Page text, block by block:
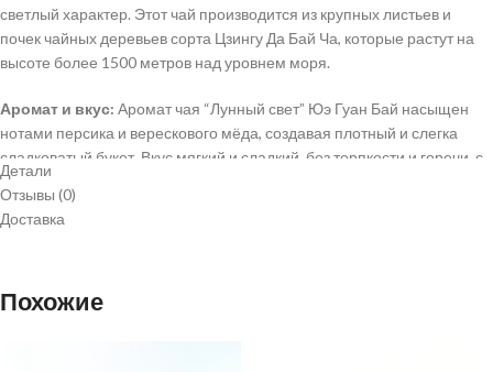
светлый характер. Этот чай производится из крупных листьев и
почек чайных деревьев сорта Цзингу Да Бай Ча, которые растут на
высоте более 1500 метров над уровнем моря.
Аромат и вкус: Аромат чая “Лунный свет” Юэ Гуан Бай насыщен
нотами персика и верескового мёда, создавая плотный и слегка
сладковатый букет. Вкус мягкий и сладкий, без терпкости и горечи, с
легкой кислинкой и обволакивающим послевкусием.
Польза:
Регулярное употребление этого чая способствует нормализации
Детали
Отзывы (0)
Доставка
Похожие